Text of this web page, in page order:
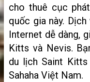
cho thuê cục
quốc gia này.
Internet dễ dàng,
Kitts và Nevis.
du lịch Saint
Sahaha Việt Nam.